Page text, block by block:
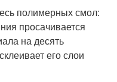
полимерных смол:
просачивается
на десять
его слои